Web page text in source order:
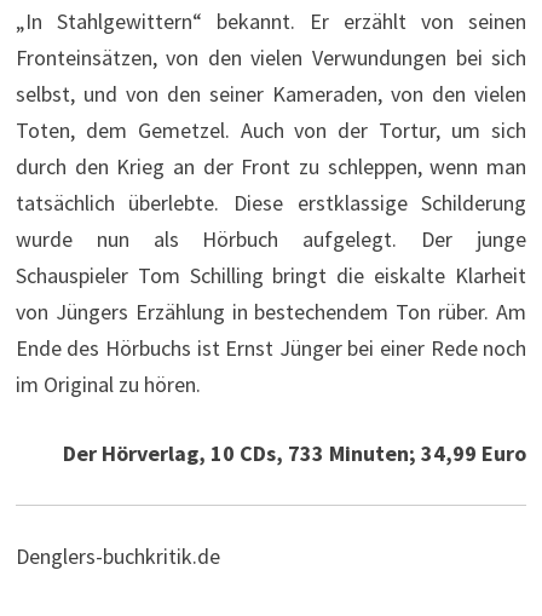
„In Stahlgewittern“ bekannt. Er erzählt von seinen
Fronteinsätzen, von den vielen Verwundungen bei sich
selbst, und von den seiner Kameraden, von den vielen
Toten, dem Gemetzel. Auch von der Tortur, um sich
durch den Krieg an der Front zu schleppen, wenn man
tatsächlich überlebte. Diese erstklassige Schilderung
wurde nun als Hörbuch aufgelegt. Der junge
Schauspieler Tom Schilling bringt die eiskalte Klarheit
von Jüngers Erzählung in bestechendem Ton rüber. Am
Ende des Hörbuchs ist Ernst Jünger bei einer Rede noch
im Original zu hören.
Der Hörverlag, 10 CDs, 733 Minuten; 34,99 Euro
Denglers-buchkritik.de